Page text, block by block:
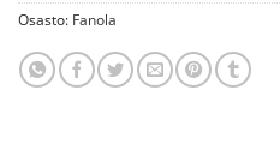
Osasto: Fanola